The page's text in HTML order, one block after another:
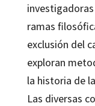
ramas
exclusión del
exploran
la historia de
Las diversas